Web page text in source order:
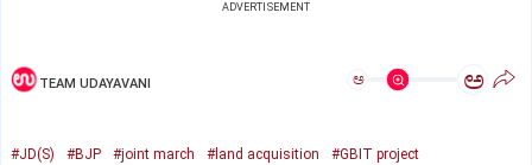
ADVERTISEMENT
TEAM UDAYAVANI ಅ ಅ
#JD(S) #BJP #joint march #land acquisition #GBIT project